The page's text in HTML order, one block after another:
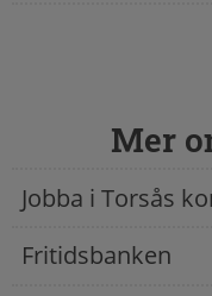
Mer
Jobba i Torsås
Fritidsbanken